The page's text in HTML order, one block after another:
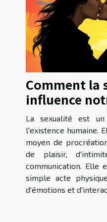
Comment la
influence
La sexualité est
l'existence humaine.
moyen de
de plaisir,
communication. Elle
simple acte
d'émotions et